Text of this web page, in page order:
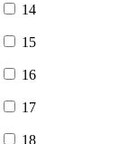
14
15
16
17
18